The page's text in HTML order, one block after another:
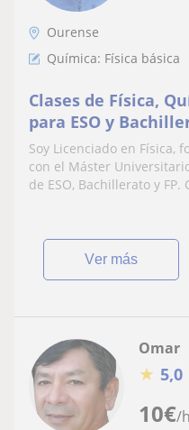
Ourense
Química: Física básica
Clases de Física,
para ESO y
Soy Licenciado en Física,
con el Máster
de ESO, Bachillerato y FP.
ver más
10€/h
Omar
★ 5,0